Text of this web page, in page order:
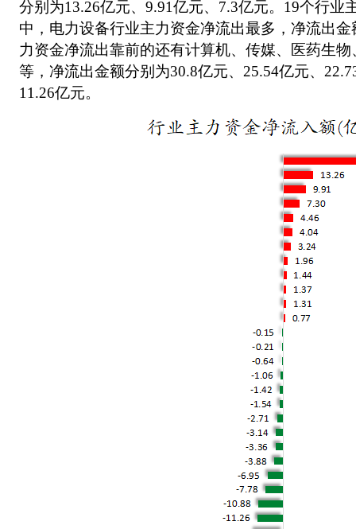
分别为13.26亿元、9.91亿元、7.3亿元。19个行业
中，电力设备行业主力资金净流出最多，净流出
力资金净流出靠前的还有计算机、传媒、医药生
等，净流出金额分别为30.8亿元、25.54亿元、
11.26亿元。